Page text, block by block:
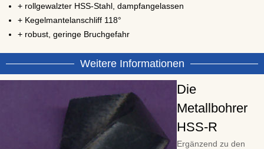
+ rollgewalzter HSS-Stahl, dampfangelassen
+ Kegelmantelanschliff 118°
+ robust, geringe Bruchgefahr
Weitere Informationen
Die
Metallbohrer
HSS-R
Ergänzend zu den